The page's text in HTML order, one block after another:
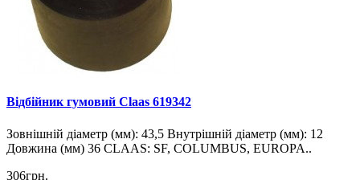
Відбійник гумовий Claas 619342
Зовнішній діаметр (мм): 43,5 Внутрішній діаметр (мм): 12
Довжина (мм) 36 CLAAS: SF, COLUMBUS, EUROPA..
306грн.